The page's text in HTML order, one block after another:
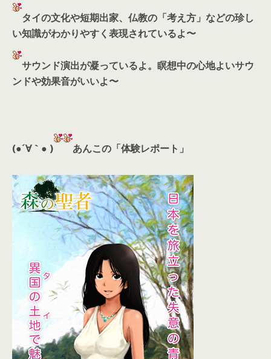
タイの文化や短期出家、仏教の「考え方」などの珍し
い知識がわかりやすく表現されているよ〜
サウンド演出が凝っているよ。瞑想中の心地よいサウ
ンドや効果音がいいよ〜
(●´∀｀● ) あんこの「体験レポート」